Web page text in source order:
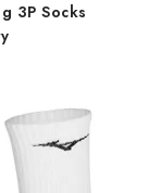
3P Socks